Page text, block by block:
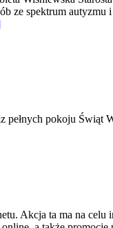
ze spektrum
pokoju
Akcja ta ma na